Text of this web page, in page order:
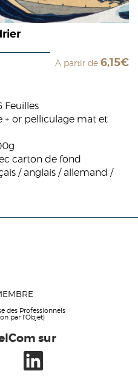
À partir de 6,15€
Feuilles
+ or pelliculage mat et
carton de fond
/ anglais / allemand /
des Professionnels
par l'Objet)
sur